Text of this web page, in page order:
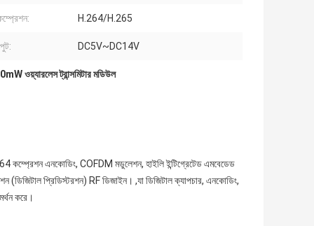
H.264/H.265
DC5V~DC14V
ওয়্যারলেস ট্রান্সমিটার মডিউল
কম্প্রেশন এনকোডিং, COFDM মডুলেশন, হাইলি ইন্টিগ্রেটেড এমবেডেড
(ডিজিটাল প্রিডিস্টরশন) RF ডিজাইন। ,যা ডিজিটাল ক্যাপচার, এনকোডিং,
করে।